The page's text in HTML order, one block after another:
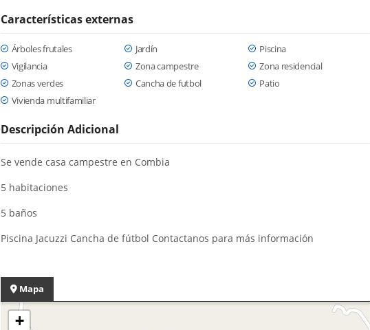
Características externas
Árboles frutales Jardín
Piscina
Vigilancia
Zona campestre
Zona residencial
Zonas verdes
Cancha de futbol
Patio
Vivienda multifamiliar
Descripción Adicional
Se vende casa campestre en Combia
5 habitaciones
5 baños
Piscina Jacuzzi Cancha de fútbol Contactanos para más información
Mapa
+